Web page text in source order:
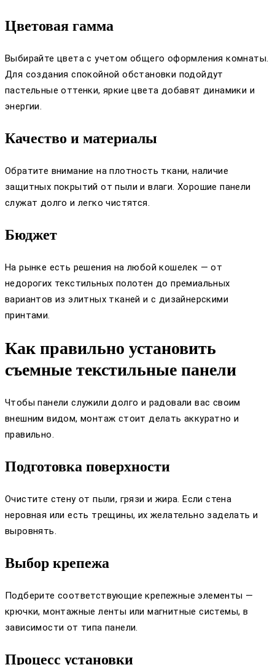
Цветовая гамма
Выбирайте цвета с учетом общего оформления комнаты.
Для создания спокойной обстановки подойдут
пастельные оттенки, яркие цвета добавят динамики и
энергии.
Качество и материалы
Обратите внимание на плотность ткани, наличие
защитных покрытий от пыли и влаги. Хорошие панели
служат долго и легко чистятся.
Бюджет
На рынке есть решения на любой кошелек — от
недорогих текстильных полотен до премиальных
вариантов из элитных тканей и с дизайнерскими
принтами.
Как правильно установить
съемные текстильные панели
Чтобы панели служили долго и радовали вас своим
внешним видом, монтаж стоит делать аккуратно и
правильно.
Подготовка поверхности
Очистите стену от пыли, грязи и жира. Если стена
неровная или есть трещины, их желательно заделать и
выровнять.
Выбор крепежа
Подберите соответствующие крепежные элементы —
крючки, монтажные ленты или магнитные системы, в
зависимости от типа панели.
Процесс установки